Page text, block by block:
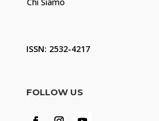
ISSN: 2532-4217
FOLLOW US